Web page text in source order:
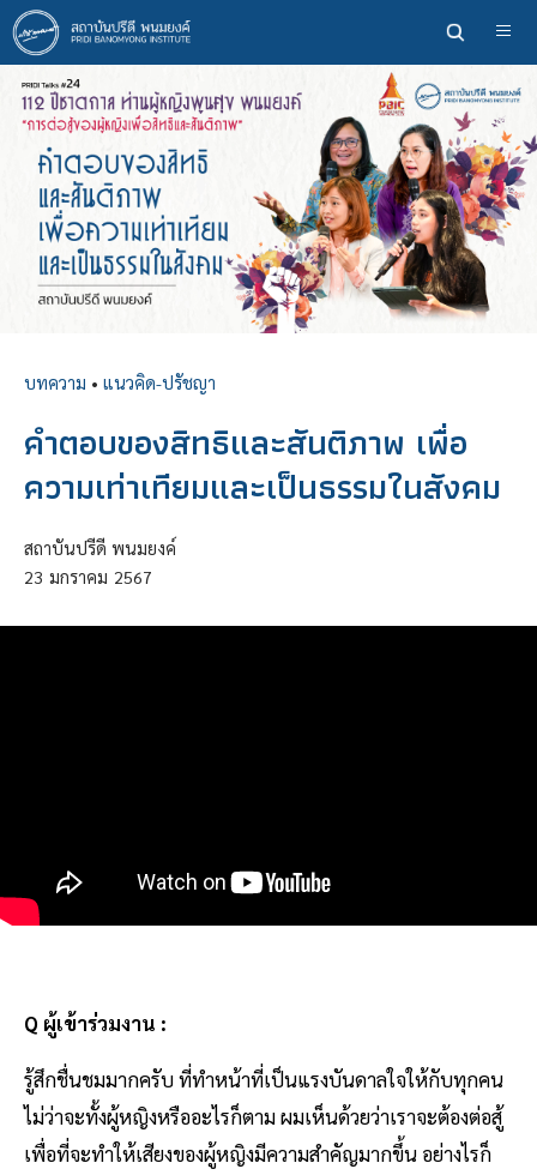
ข้าม
ไป
ยัง
เนื้อหา
หลัก
บทความ • แนวคิด-ปรัชญา
คำตอบของสิทธิและสันติภาพ เพื่อ
ความเท่าเทียมและเป็นธรรมในสังคม
สถาบันปรีดี พนมยงค์
23 มกราคม 2567
Q ผู้เข้าร่วมงาน :
รู้สึกชื่นชมมากครับ ที่ทำหน้าที่เป็นแรงบันดาลใจให้กับทุกคน
ไม่ว่าจะทั้งผู้หญิงหรืออะไรก็ตาม ผมเห็นด้วยว่าเราจะต้องต่อสู้
เพื่อที่จะทำให้เสียงของผู้หญิงมีความสำคัญมากขึ้น อย่างไรก็